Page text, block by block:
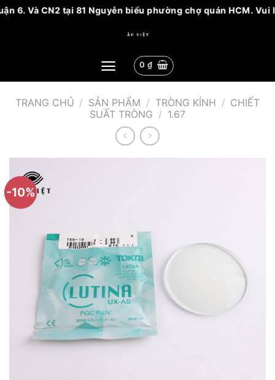
CN2 tại 81 Nguyễn biểu phường chợ quán HCM. Vui
0 ₫
TRANG CHỦ / SẢN PHẨM / TRÒNG KÍNH / CHIẾT
SUẤT TRÒNG / 1.67
-10%